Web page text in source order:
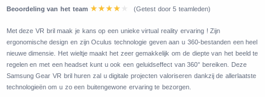
Beoordeling van het team (Getest door 5 teamleden)
Met deze VR bril maak je kans op een unieke virtual reality ervaring ! Zijn
ergonomische design en zijn Oculus technologie geven aan u 360-bestanden een heel
nieuwe dimensie. Het wieltje maakt het zeer gemakkelijk om de diepte van het beeld te
regelen en met een headset kunt u ook een geluidseffect van 360° bereiken. Deze
Samsung Gear VR bril huren zal u digitale projecten valoriseren dankzij de allerlaatste
technologieën om u zo een buitengewone ervaring te bezorgen.